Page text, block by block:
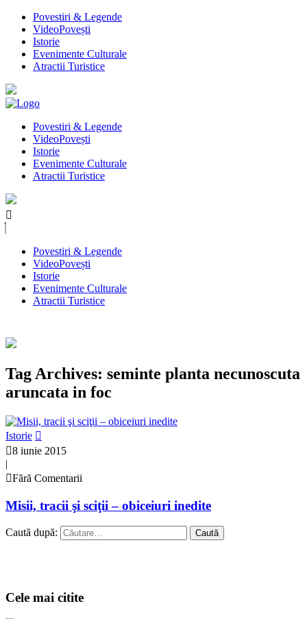
Povestiri & Legende
VideoPovești
Istorie
Evenimente Culturale
Atractii Turistice
Povestiri & Legende
VideoPovești
Istorie
Evenimente Culturale
Atractii Turistice
Povestiri & Legende
VideoPovești
Istorie
Evenimente Culturale
Atractii Turistice
Tag Archives: seminte planta necunoscuta
aruncata in foc
Istorie
8 iunie 2015
|
Fără Comentarii
Misii, tracii şi sciţii – obiceiuri inedite
Caută după:
Cele mai citite